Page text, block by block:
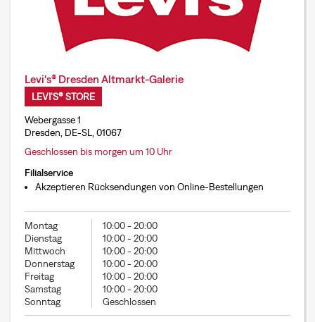
Levi's® Dresden Altmarkt-Galerie
LEVI'S® STORE
Webergasse 1
Dresden, DE-SL, 01067
Geschlossen bis morgen um 10 Uhr
Filialservice
Akzeptieren Rücksendungen von Online-Bestellungen
Montag 10:00-20:00
Dienstag
10:00-20:00
Mittwoch
10:00-20:00
Donnerstag
10:00-20:00
Freitag
10:00-20:00
Samstag
10:00-20:00
Sonntag
Geschlossen